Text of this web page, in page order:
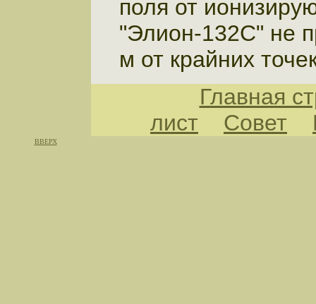
поля от
"Элион-132С" не
м от крайних
Главная
лист
Совет
ВВЕРХ